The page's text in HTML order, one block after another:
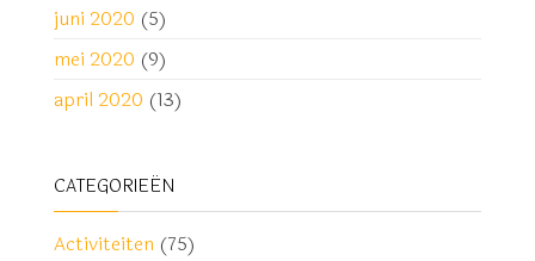
juni 2020 (5)
mei 2020 (9)
april 2020 (13)
CATEGORIEËN
Activiteiten (75)